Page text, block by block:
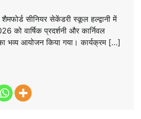
सीनियर सेकेंडरी स्कूल हल्द्वानी में
को वार्षिक प्रदर्शनी और कार्निवल
भव्य आयोजन किया गया। कार्यक्रम […]